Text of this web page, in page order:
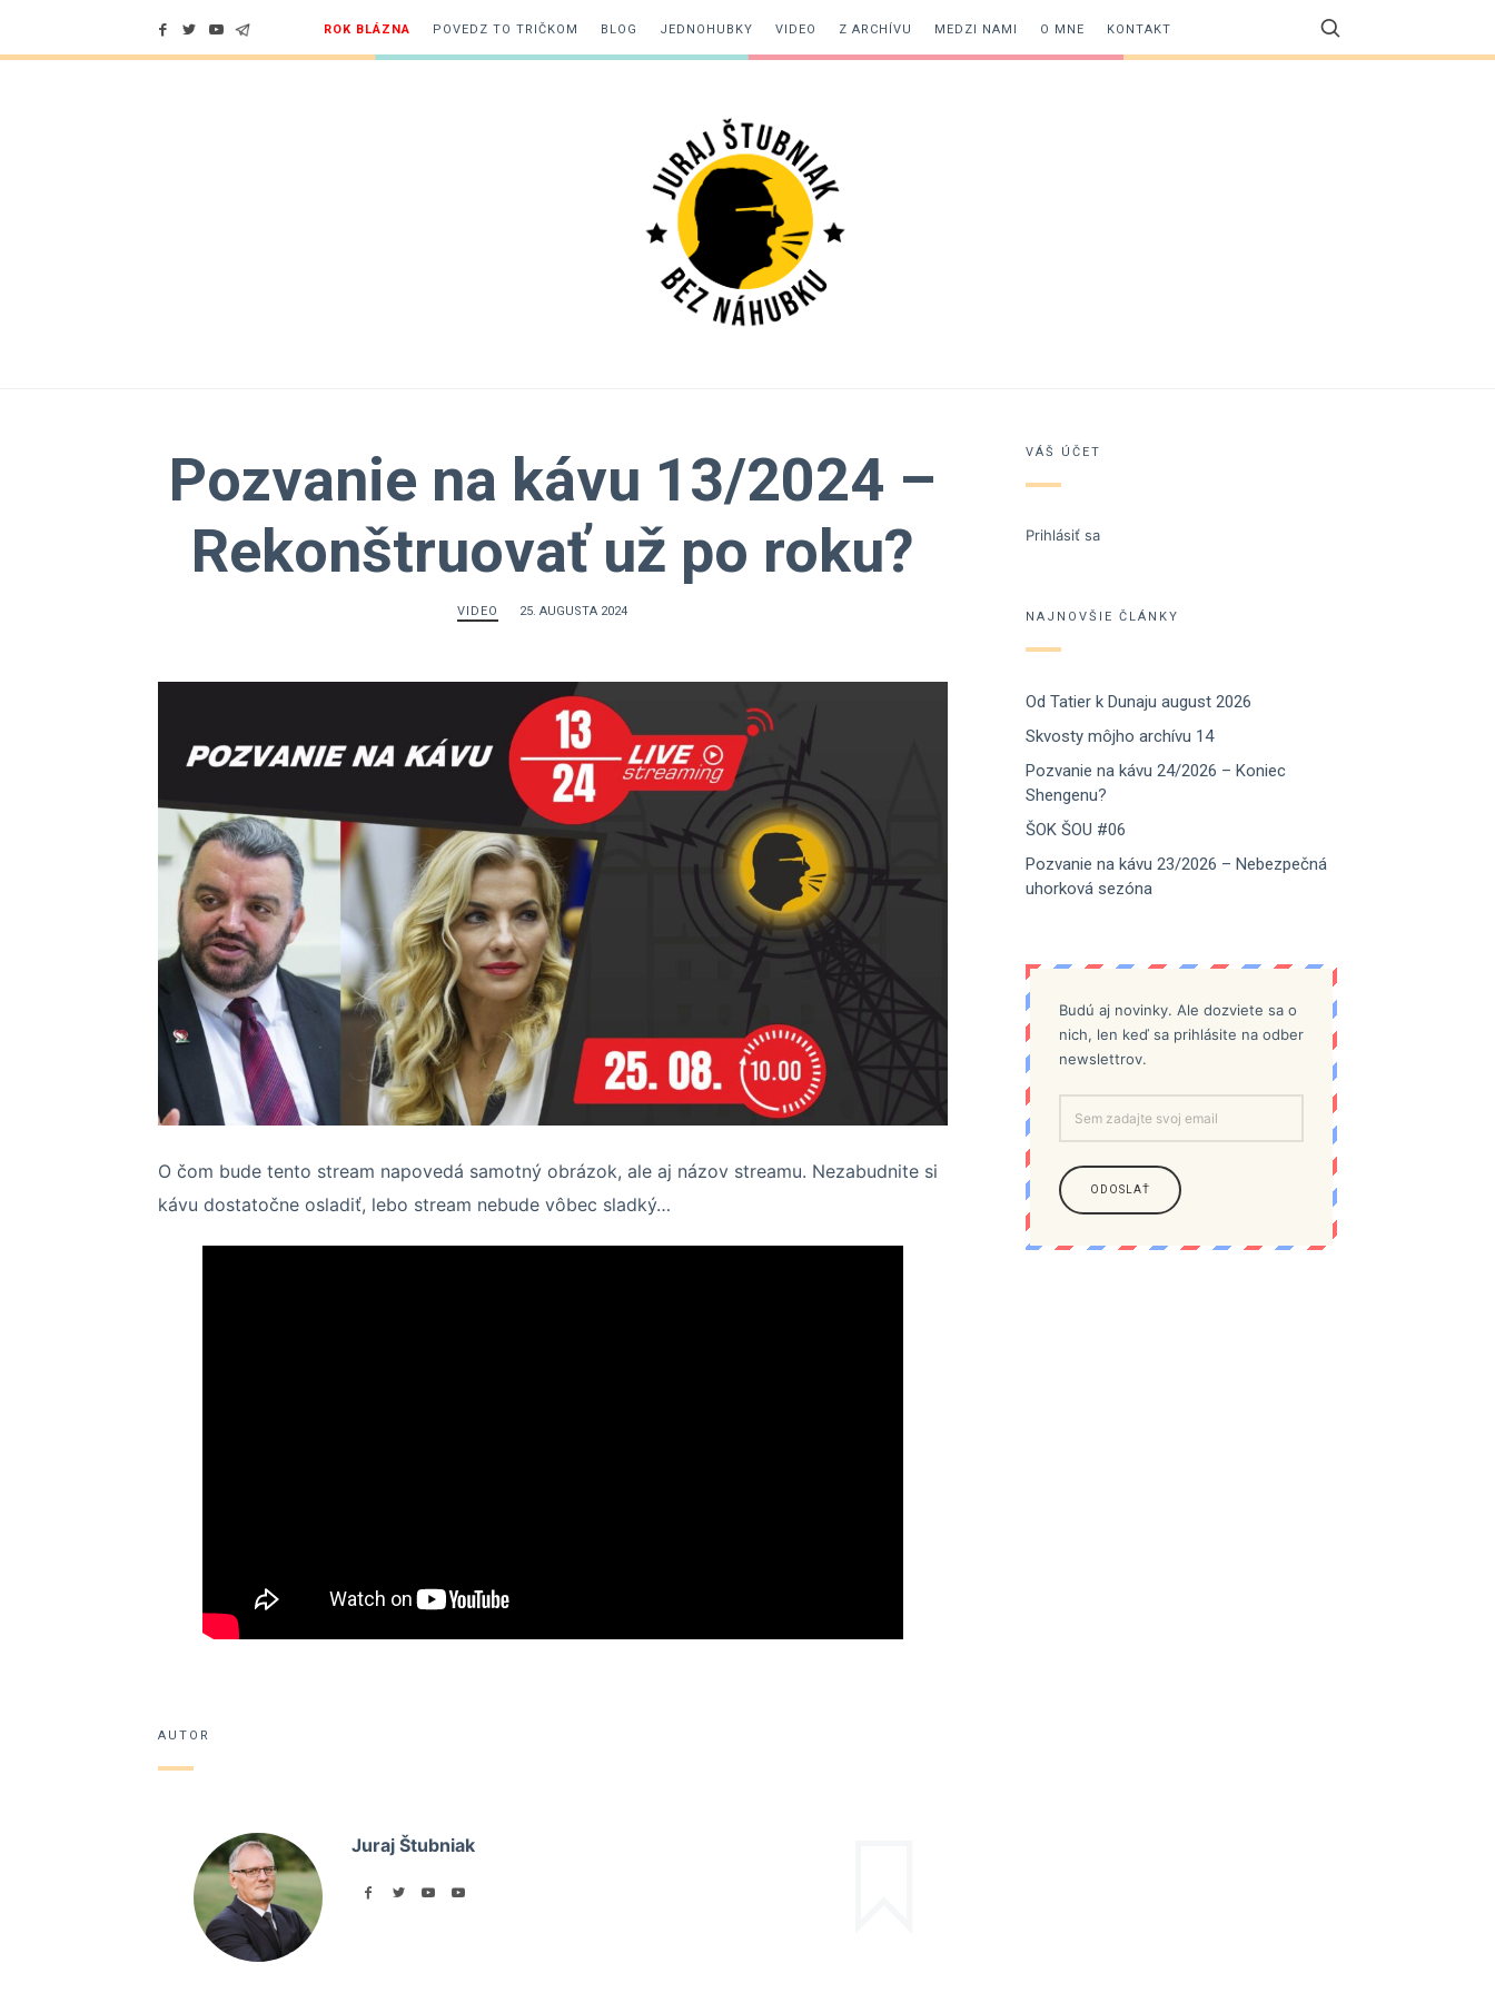
ROK BLÁZNA POVEDZ TO TRIČKOM BLOG JEDNOHUBKY VIDEO Z ARCHÍVU MEDZI NAMI O MNE KONTAKT
Juraj
Štubniak
Pozvanie na kávu 13/2024 –
Rekonštruovať už po roku?
VIDEO 25. AUGUSTA 2024
O čom bude tento stream napovedá samotný obrázok, ale aj názov streamu. Nezabudnite si
kávu dostatočne osladiť, lebo stream nebude vôbec sladký…
AUTOR
Juraj Štubniak
VÁŠ ÚČET
Prihlásiť sa
NAJNOVŠIE ČLÁNKY
Od Tatier k Dunaju august 2026
Skvosty môjho archívu 14
Pozvanie na kávu 24/2026 – Koniec
Shengenu?
ŠOK ŠOU #06
Pozvanie na kávu 23/2026 – Nebezpečná
uhorková sezóna
Budú aj novinky. Ale dozviete sa o
nich, len keď sa prihlásite na odber
newslettrov.